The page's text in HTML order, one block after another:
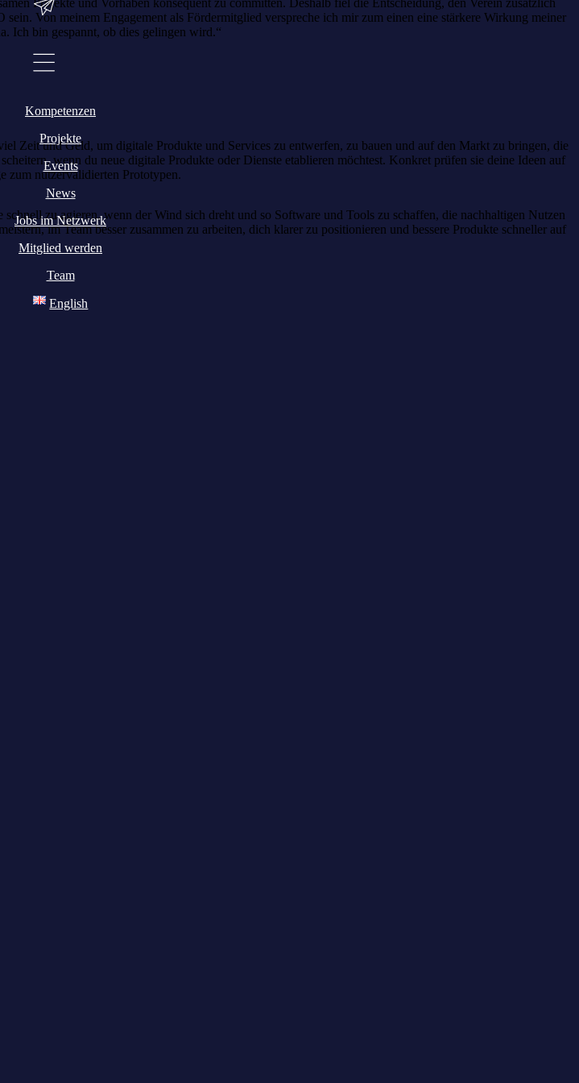
Kompetenzen
Projekte
Events
News
Jobs im Netzwerk
Mitglied werden
Team
English
Projekte und Vorhaben konsequent zu committen. Deshalb fiel die Entscheidung, den Verein zusätzlich
Von meinem Engagement als Fördermitglied verspreche ich mir zum einen eine stärkere Wirkung meiner
Ich bin gespannt, ob dies gelingen wird.“
Zeit und Geld, um digitale Produkte und Services zu entwerfen, zu bauen und auf den Markt zu bringen, die
wenn du neue digitale Produkte oder Dienste etablieren möchtest. Konkret prüfen sie deine Ideen auf
zum nutzervalidierten Prototypen.
zu agieren, wenn der Wind sich dreht und so Software und Tools zu schaffen, die nachhaltigen Nutzen
im Team besser zusammen zu arbeiten, dich klarer zu positionieren und bessere Produkte schneller auf